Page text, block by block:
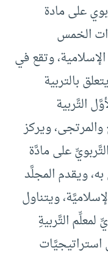
على مادة
الخمس
وتقع في
بالتربية
التَّربية
والمرتجى، ويركز
على مادَّة
ويقدم المجلَّد
ويتناول
لمعلِّم التَّربيةِ
استراتيجيَّات